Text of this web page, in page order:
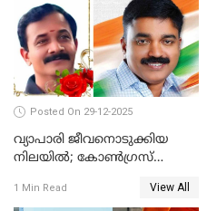
Posted On 29-12-2025
വ്യാപാരി ജീവനൊടുക്കിയ
നിലയില്‍; കോണ്‍ഗ്രസ്
മാനസികപീഡനമെന്ന് കുറിപ്പ്
1 Min Read View All